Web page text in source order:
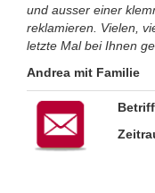
und ausser einer
reklamieren. Vielen,
letzte Mal bei Ihnen
Andrea mit Familie